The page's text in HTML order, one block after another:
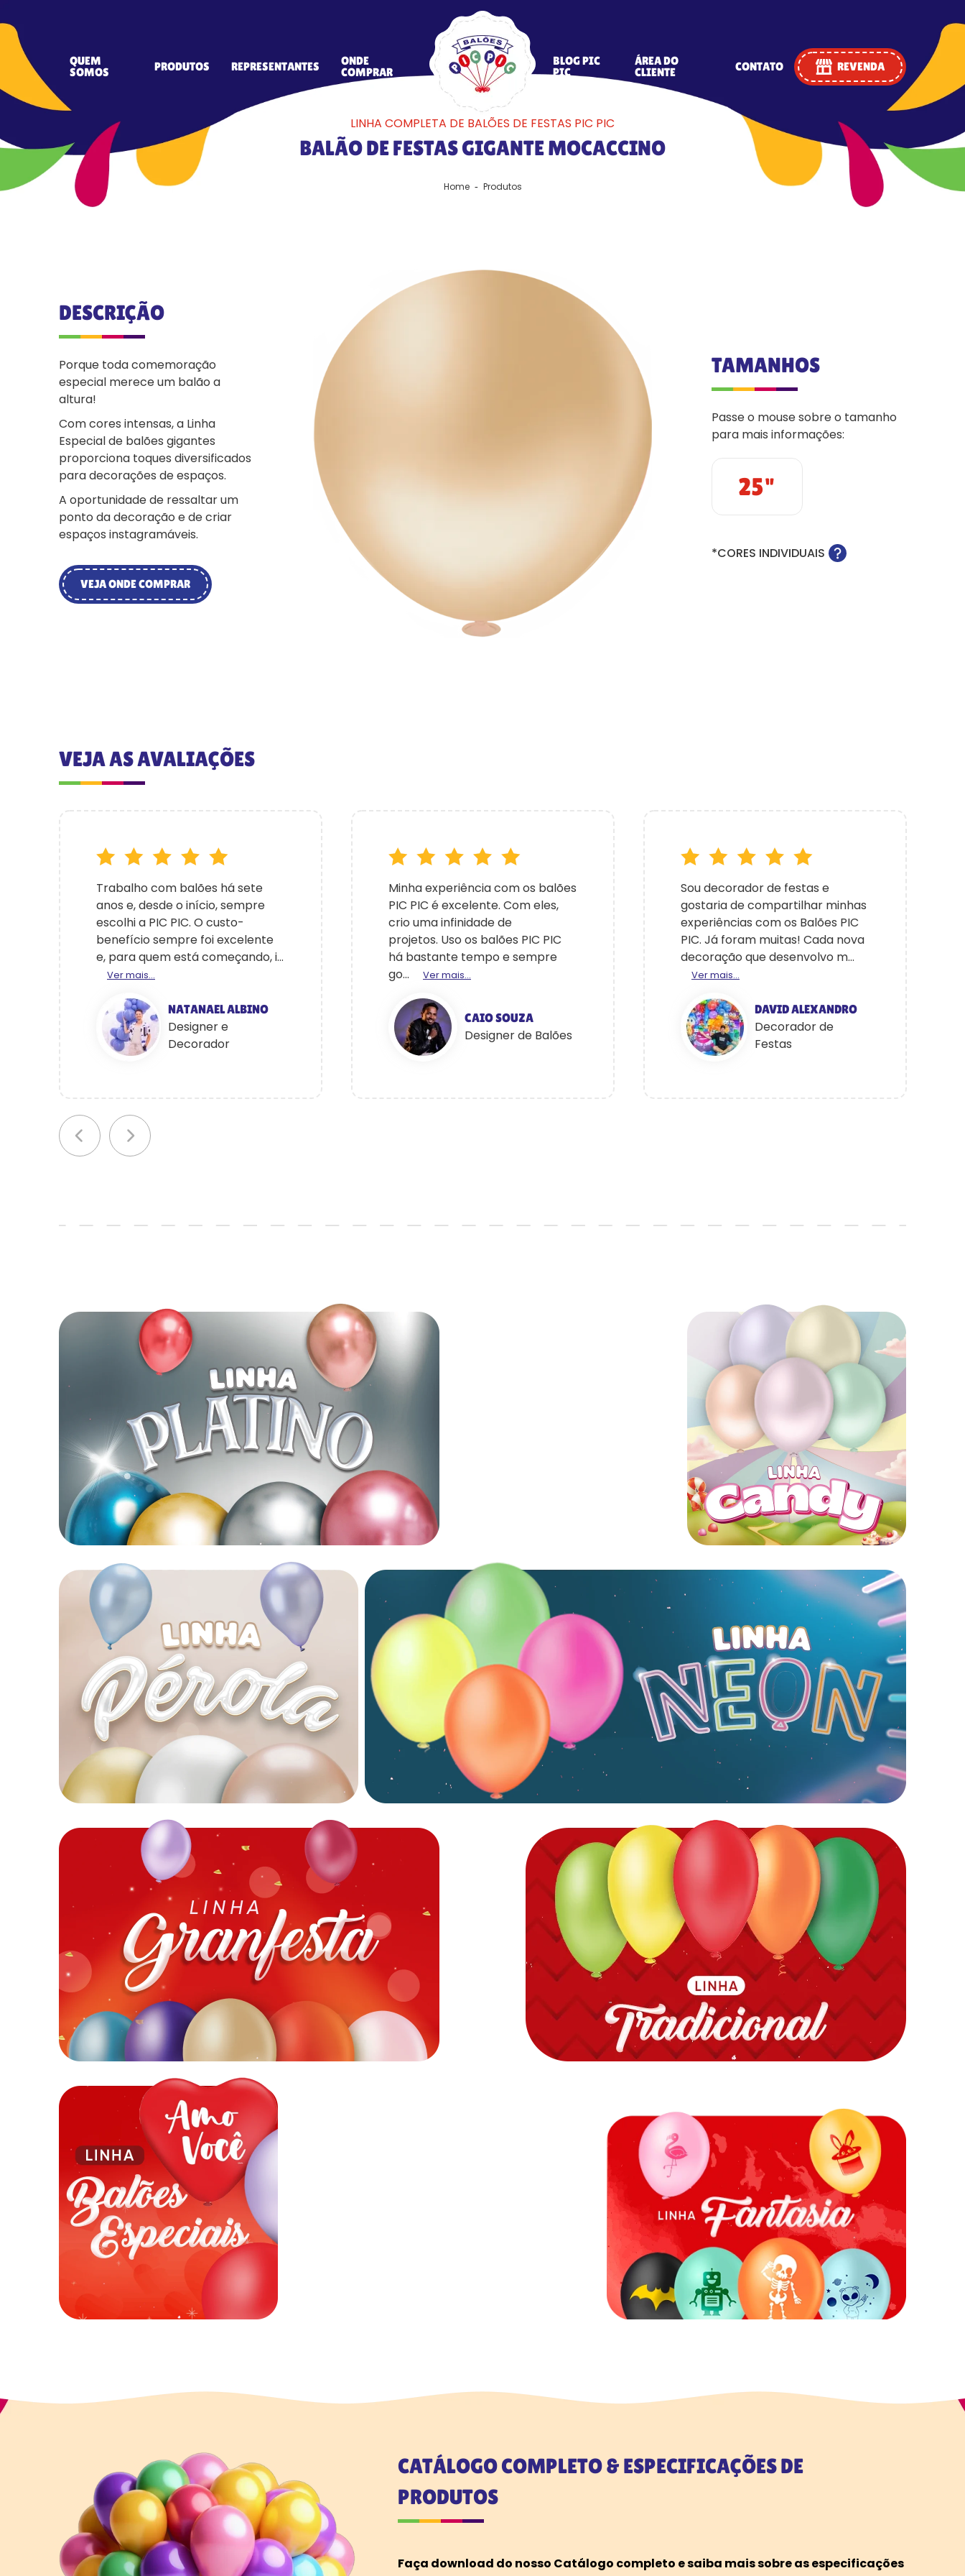
QUEM
SOMOS
PRODUTOS REPRESENTANTES
ONDE
COMPRAR
BLOG PIC
PIC
ÁREA DO
CLIENTE
CONTATO REVENDA
LINHA COMPLETA DE BALÕES DE FESTAS PIC PIC
BALÃO DE FESTAS GIGANTE MOCACCINO
Home Produtos
DESCRIÇÃO
Porque toda comemoração
especial merece um balão a
altura!
Com cores intensas, a Linha
Especial de balões gigantes
proporciona toques diversificados
para decorações de espaços.
A oportunidade de ressaltar um
ponto da decoração e de criar
espaços instagramáveis.
VEJA ONDE COMPRAR
TAMANHOS
Passe o mouse sobre o tamanho
para mais informações:
25"
*CORES INDIVIDUAIS
VEJA AS AVALIAÇÕES
Trabalho com balões há sete
anos e, desde o início, sempre
escolhi a PIC PIC. O custo-
benefício sempre foi excelente
e, para quem está começando, i...
Ver mais...
NATANAEL ALBINO
Designer e
Decorador
Minha experiência com os balões
PIC PIC é excelente. Com eles,
crio uma infinidade de
projetos. Uso os balões PIC PIC
há bastante tempo e sempre
go...
Ver mais...
CAIO SOUZA
Designer de Balões
Sou decorador de festas e
gostaria de compartilhar minhas
experiências com os Balões PIC
PIC. Já foram muitas! Cada nova
decoração que desenvolvo m...
Ver mais...
DAVID ALEXANDRO
Decorador de
Festas
CATÁLOGO COMPLETO & ESPECIFICAÇÕES DE
PRODUTOS
Faça download do nosso Catálogo completo e saiba mais sobre as especificações